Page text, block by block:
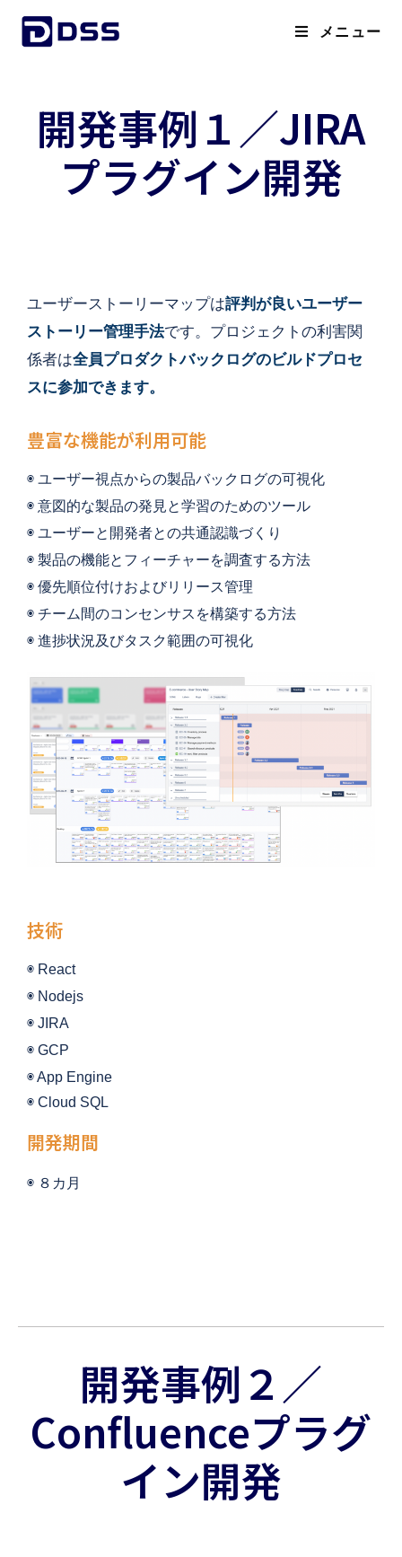
メニュー
開発事例１／JIRA
プラグイン開発
ユーザーストーリーマップは評判が良いユーザー
ストーリー管理手法です。プロジェクトの利害関
係者は全員プロダクトバックログのビルドプロセ
スに参加できます。
豊富な機能が利用可能
◉ ユーザー視点からの製品バックログの可視化
◉ 意図的な製品の発見と学習のためのツール
◉ ユーザーと開発者との共通認識づくり
◉ 製品の機能とフィーチャーを調査する方法
◉ 優先順位付けおよびリリース管理
◉ チーム間のコンセンサスを構築する方法
◉ 進捗状況及びタスク範囲の可視化
技術
◉ React
◉ Nodejs
◉ JIRA
◉ GCP
◉ App Engine
◉ Cloud SQL
開発期間
◉ ８カ月
開発事例２／
Confluenceプラグ
イン開発